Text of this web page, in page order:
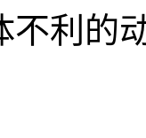
的动